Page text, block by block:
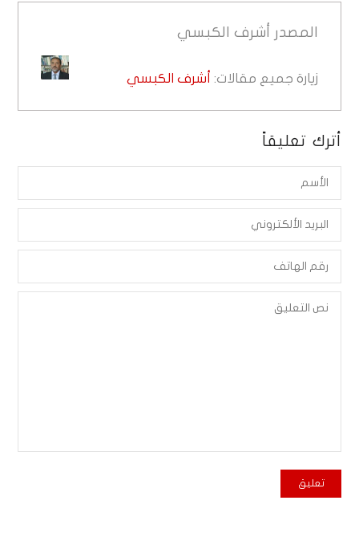
المصدر أشرف الكبسي
زيارة جميع مقالات: أشرف الكبسي
أترك تعليقاً